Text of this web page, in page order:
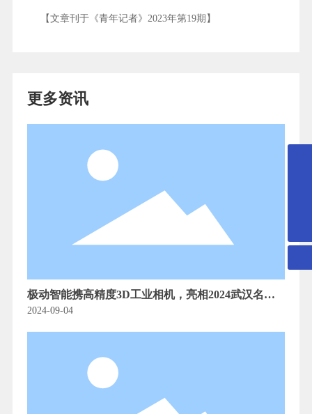
【文章刊于《青年记者》2023年第19期】
更多资讯
极动智能携高精度3D工业相机，亮相2024武汉名优
制造产品（无锡）展销会
2024-09-04
微信二维码
关注我们动态